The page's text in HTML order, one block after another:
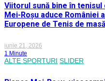
Viitorul sună bine în tenisul
Mei-Roșu aduce României
Europene de Tenis de
iunie 21, 2026
1 Minute
ALTE SPORTURI SLIDER